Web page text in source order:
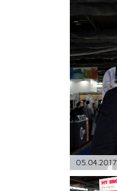
TELEFONSKI IMENIK
05.04.2017.